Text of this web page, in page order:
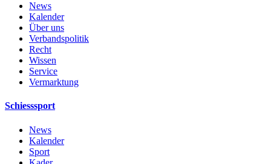
News
Kalender
Über uns
Verbandspolitik
Recht
Wissen
Service
Vermarktung
Schiesssport
News
Kalender
Sport